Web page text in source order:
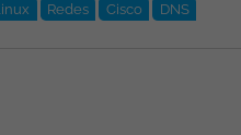
Redes Cisco
DNS